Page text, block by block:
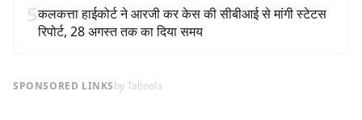
5कलकत्ता हाईकोर्ट ने आरजी कर केस की सीबीआई से मांगी स्टेटस
रिपोर्ट, 28 अगस्त तक का दिया समय
SPONSORED LINKSby Taboola